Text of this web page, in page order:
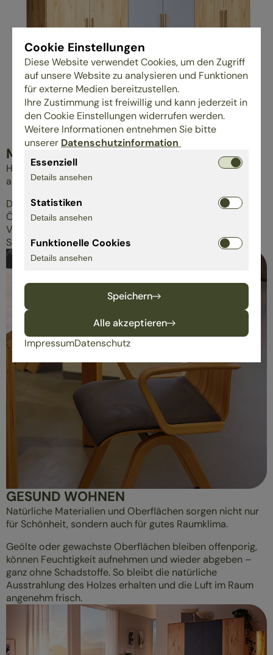
MATERIALGERECHT VERARBEITET
Holz lebt. Es dehnt sich aus und zieht sich zusammen –
abhängig von Temperatur und Luftfeuchtigkeit.
Damit deine Möbel dauerhaft formstabil bleiben, setzen
ÖkoControl-Hersteller auf bewährte
Verbindungstechniken und sorgfältig getrocknetes Holz.
So entsteht Qualität, die über Jahre hinweg Bestand hat.
GESUND WOHNEN
Natürliche Materialien und Oberflächen sorgen nicht nur
für Schönheit, sondern auch für gutes Raumklima.
Geölte oder gewachste Oberflächen bleiben offenporig,
können Feuchtigkeit aufnehmen und wieder abgeben –
ganz ohne Schadstoffe. So bleibt die natürliche
Ausstrahlung des Holzes erhalten und die Luft im Raum
angenehm frisch.
Cookie Einstellungen
Diese Website verwendet Cookies, um den Zugriff
auf unsere Website zu analysieren und Funktionen
für externe Medien bereitzustellen.
Ihre Zustimmung ist freiwillig und kann jederzeit in
den Cookie Einstellungen widerrufen werden.
Weitere Informationen entnehmen Sie bitte
unserer Datenschutzinformation
Essenziell
Details ansehen
Statistiken
Details ansehen
Funktionelle Cookies
Details ansehen
Speichern
Alle akzeptieren
ImpressumDatenschutz